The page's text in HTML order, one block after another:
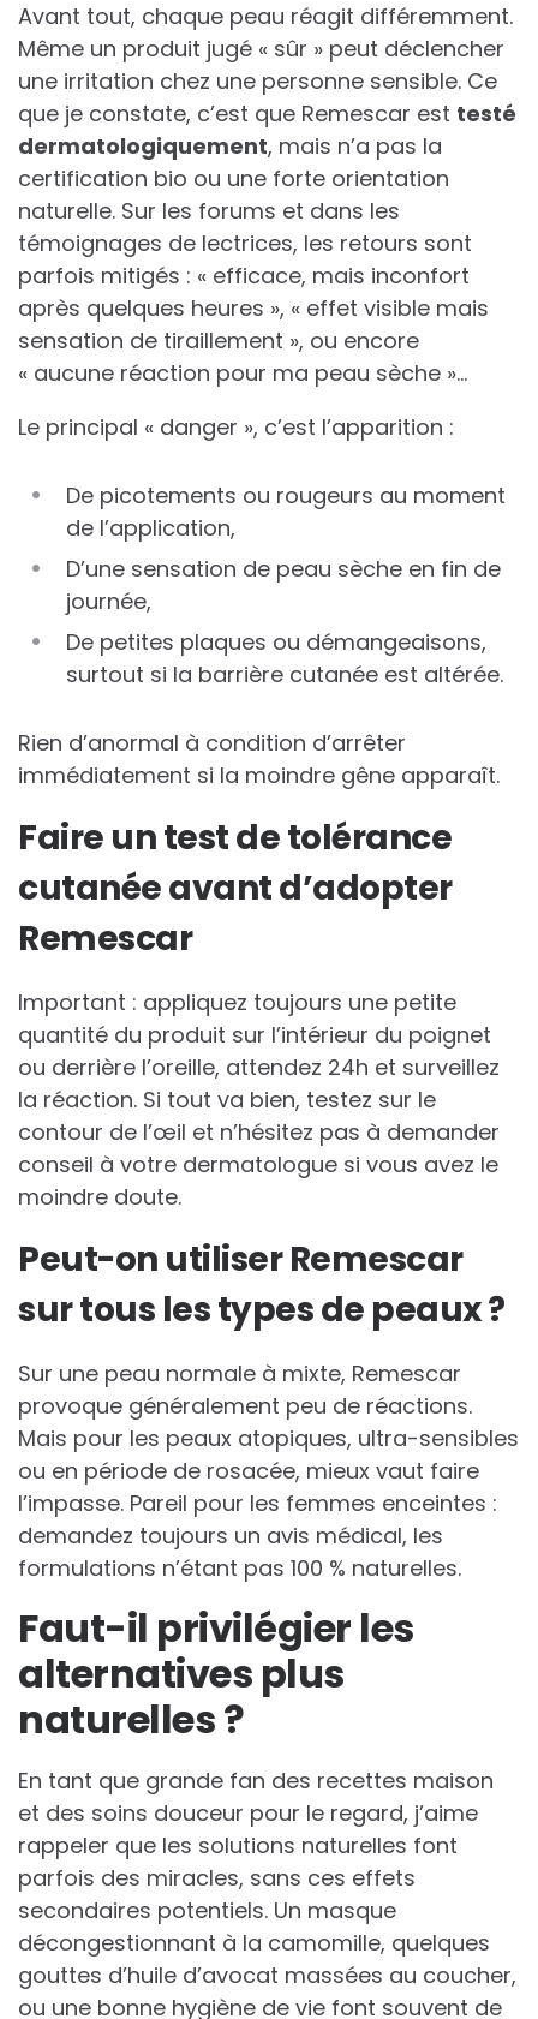
Avant tout, chaque peau réagit différemment.
Même un produit jugé « sûr » peut déclencher
une irritation chez une personne sensible. Ce
que je constate, c’est que Remescar est testé
dermatologiquement, mais n’a pas la
certification bio ou une forte orientation
naturelle. Sur les forums et dans les
témoignages de lectrices, les retours sont
parfois mitigés : « efficace, mais inconfort
après quelques heures », « effet visible mais
sensation de tiraillement », ou encore
« aucune réaction pour ma peau sèche »…
Le principal « danger », c’est l’apparition :
De picotements ou rougeurs au moment
de l’application,
D’une sensation de peau sèche en fin de
journée,
De petites plaques ou démangeaisons,
surtout si la barrière cutanée est altérée.
Rien d’anormal à condition d’arrêter
immédiatement si la moindre gêne apparaît.
Faire un test de tolérance
cutanée avant d’adopter
Remescar
Important : appliquez toujours une petite
quantité du produit sur l’intérieur du poignet
ou derrière l’oreille, attendez 24h et surveillez
la réaction. Si tout va bien, testez sur le
contour de l’œil et n’hésitez pas à demander
conseil à votre dermatologue si vous avez le
moindre doute.
Peut-on utiliser Remescar
sur tous les types de peaux ?
Sur une peau normale à mixte, Remescar
provoque généralement peu de réactions.
Mais pour les peaux atopiques, ultra-sensibles
ou en période de rosacée, mieux vaut faire
l’impasse. Pareil pour les femmes enceintes :
demandez toujours un avis médical, les
formulations n’étant pas 100 % naturelles.
Faut-il privilégier les
alternatives plus
naturelles ?
En tant que grande fan des recettes maison
et des soins douceur pour le regard, j’aime
rappeler que les solutions naturelles font
parfois des miracles, sans ces effets
secondaires potentiels. Un masque
décongestionnant à la camomille, quelques
gouttes d’huile d’avocat massées au coucher,
ou une bonne hygiène de vie font souvent de